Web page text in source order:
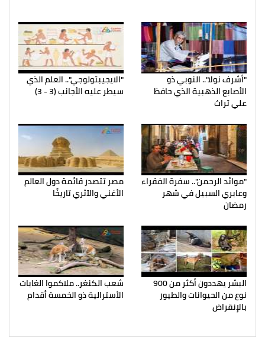
"أشرف نولا".. النوبي ذو
الأصابع الذهبية الذي حافظ
علي تراث
"الايجيبتولوجي".. العلم الذي
سيطر عليه الأجانب (3 - 3)
"موائد الرحمن".. سفرة الفقراء
وعابري السبيل في شهر
رمضان
مصر تتصدر قائمة دول العالم
الأغني والآثري تاريخًا
البشر يهددون أكثر من 900
نوع من الحيوانات والطيور
بالإنقراض
شعب الكنغر.. ملاكموا الغابات
الأسترالية ذو الخمسة أقدام